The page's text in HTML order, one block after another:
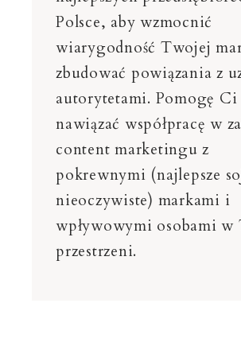
Polsce, aby wzmocnić
wiarygodność Twojej
zbudować powiązania z
autorytetami. Pomogę Ci
nawiązać współpracę w
content marketingu z
pokrewnymi (najlepsze
nieoczywiste) markami i
wpływowymi osobami w
przestrzeni.